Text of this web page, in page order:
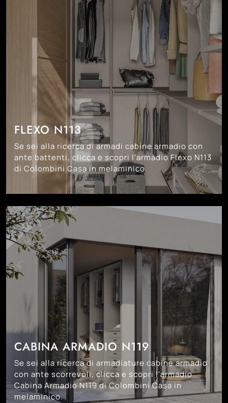
FLEXO N113
Se sei alla ricerca di armadi cabine armadio con
ante battenti, clicca e scopri l'armadio Flexo N113
di Colombini Casa in melaminico.
CABINA ARMADIO N119
Se sei alla ricerca di armadiature cabine armadio
con ante scorrevoli, clicca e scopri l'armadio
Cabina Armadio N119 di Colombini Casa in
melaminico.